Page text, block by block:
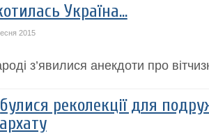
Україна…
2015
з’явилися анекдоти про
реколекції для